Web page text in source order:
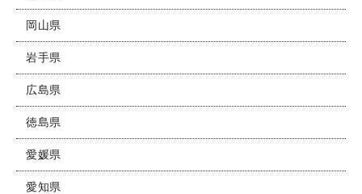
岡山県
岩手県
広島県
徳島県
愛媛県
愛知県